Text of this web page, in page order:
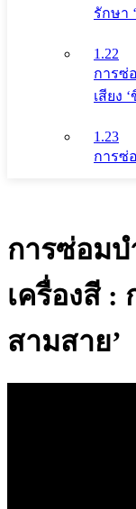
รักษา
1.22
การซ่
เสียง ‘
1.23
การซ่
การซ่อมบ
เครื่องสี :
สามสาย’